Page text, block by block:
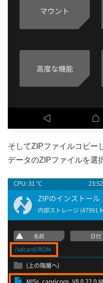
そしてZIPファイルコピー
データのZIPファイルを選